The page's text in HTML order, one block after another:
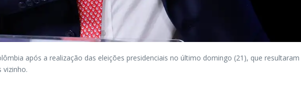
após a realização das eleições presidenciais no último domingo (21), que
vizinho.